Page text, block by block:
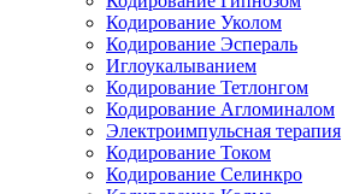
Кодирование Уколом
Кодирование Эспераль
Иглоукалыванием
Кодирование Тетлонгом
Кодирование Агломиналом
Электроимпульсная терапия
Кодирование Током
Кодирование Селинкро